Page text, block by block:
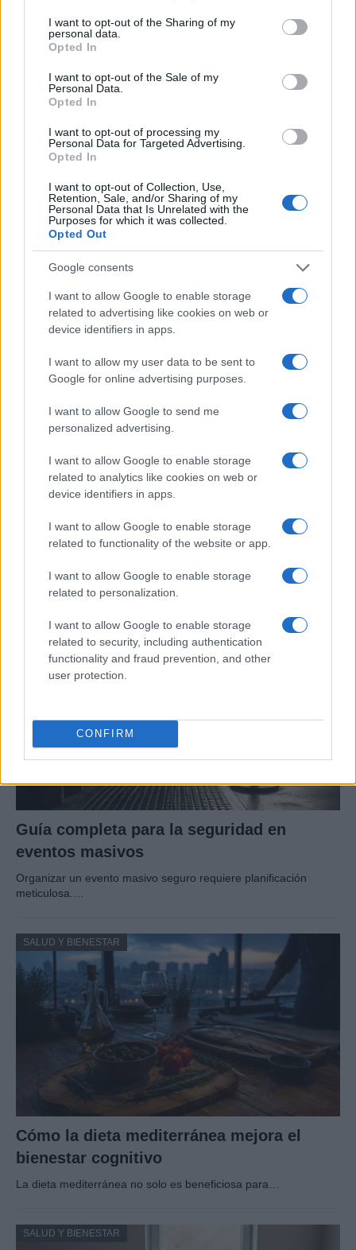
not limited to your visit or usage behaviour. You may click to
grant or deny consent to Google and its third-party tags to
use your data for below specified purposes in below Google
consent section.
I want to opt-out of the Sharing of my
personal data.
Opted In
I want to opt-out of the Sale of my
Personal Data.
Opted In
I want to opt-out of processing my
Personal Data for Targeted Advertising.
Opted In
I want to opt-out of Collection, Use,
Retention, Sale, and/or Sharing of my
Personal Data that Is Unrelated with the
Purposes for which it was collected.
Opted Out
Google consents
I want to allow Google to enable storage
related to advertising like cookies on web or
device identifiers in apps.
I want to allow my user data to be sent to
Google for online advertising purposes.
I want to allow Google to send me
personalized advertising.
I want to allow Google to enable storage
related to analytics like cookies on web or
device identifiers in apps.
I want to allow Google to enable storage
related to functionality of the website or app.
I want to allow Google to enable storage
related to personalization.
I want to allow Google to enable storage
related to security, including authentication
functionality and fraud prevention, and other
user protection.
CONFIRM
SALUD Y BIENESTAR
Cómo reconocer, prevenir y actuar ante
los golpes de calor
Los golpes de calor son una emergencia médica…
Guía para delegar tareas y evitar la
El cuidado de otros puede convertirse en una…
SALUD Y BIENESTAR
Guía completa para la seguridad en
eventos masivos
Organizar un evento masivo seguro requiere planificación
meticulosa.…
SALUD Y BIENESTAR
Cómo la dieta mediterránea mejora el
bienestar cognitivo
La dieta mediterránea no solo es beneficiosa para…
SALUD Y BIENESTAR